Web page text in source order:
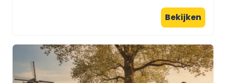
Bekijken